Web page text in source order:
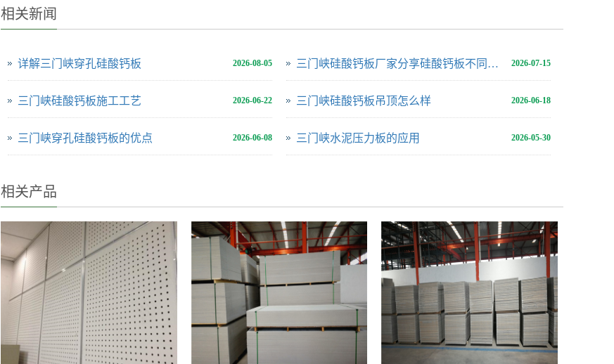
相关新闻
2026-08-05
详解三门峡穿孔硅酸钙板 2026-07-15
三门峡硅酸钙板厂家分享硅酸钙板不同用途用多厚合适
2026-06-22
三门峡硅酸钙板施工工艺 2026-06-18
三门峡硅酸钙板吊顶怎么样
2026-06-08
三门峡穿孔硅酸钙板的优点 2026-05-30
三门峡水泥压力板的应用
相关产品